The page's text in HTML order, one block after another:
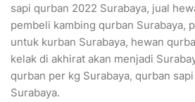
sapi qurban 2022 Surabaya, jual
pembeli kambing qurban Surabaya,
untuk kurban Surabaya, hewan
kelak di akhirat akan menjadi
qurban per kg Surabaya, qurban
Surabaya.